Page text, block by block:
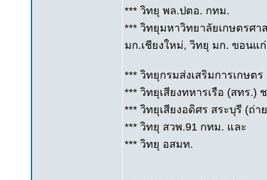
*** วิทยุ พล.ปตอ. กทม.
*** วิทยุมหาวิทยาลัยเกษตรศ
มก.เชียงใหม่, วิทยุ มก. ขอนแ
*** วิทยุกรมส่งเสริมการเกษต
*** วิทยุเสียงทหารเรือ (สทร.)
*** วิทยุเสียงอดิศร สระบุรี (ถ่
*** วิทยุ สวพ.91 กทม. และ
*** วิทยุ อสมท.